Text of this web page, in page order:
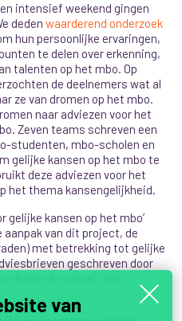
intensief weekend gingen
dedenwaarderend onderzoek
hun persoonlijke ervaringen,
te delen over erkenning,
talenten op het mbo. Op
de deelnemers wat al
ze van dromen op het mbo.
naar adviezen voor het
Zeven teams schreven een
studenten, mbo-scholen en
gelijke kansen op het mbo te
deze adviezen voor het
het thema kansengelijkheid.
gelijke kansen op het mbo’
aanpak van dit project, de
met betrekking tot gelijke
geschreven door
van